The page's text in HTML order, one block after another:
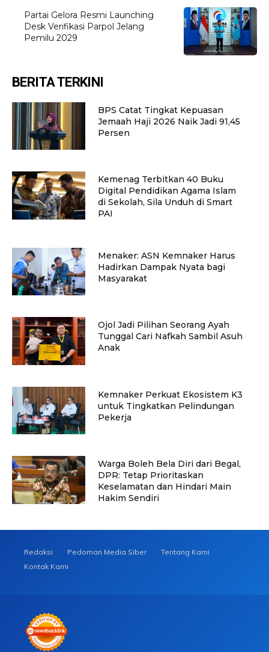
Partai Gelora Resmi Launching
Desk Verifikasi Parpol Jelang
Pemilu 2029
BERITA TERKINI
BPS Catat Tingkat Kepuasan
Jemaah Haji 2026 Naik Jadi 91,45
Persen
Kemenag Terbitkan 40 Buku
Digital Pendidikan Agama Islam
di Sekolah, Sila Unduh di Smart
PAI
Menaker: ASN Kemnaker Harus
Hadirkan Dampak Nyata bagi
Masyarakat
Ojol Jadi Pilihan Seorang Ayah
Tunggal Cari Nafkah Sambil Asuh
Anak
Kemnaker Perkuat Ekosistem K3
untuk Tingkatkan Pelindungan
Pekerja
Warga Boleh Bela Diri dari Begal,
DPR: Tetap Prioritaskan
Keselamatan dan Hindari Main
Hakim Sendiri
Redaksi Pedoman Media Siber
Tentang Kami
Kontak Kami